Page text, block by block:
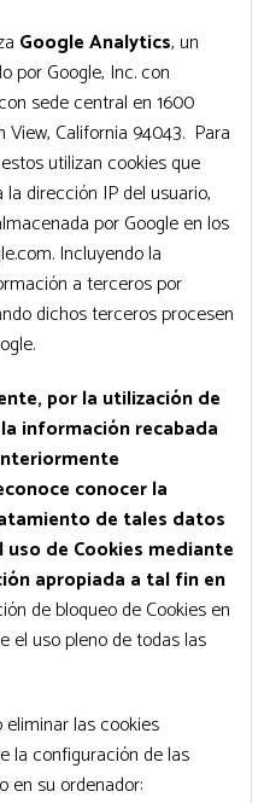
Google Analytics, un
por Google, Inc. con
sede central en 1600
California 94043. Para
utilizan cookies que
dirección IP del usuario,
por Google en los
Incluyendo la
a terceros por
dichos terceros procesen
por la utilización de
información recabada
conocer la
de tales datos
de Cookies mediante
apropiada a tal fin en
de bloqueo de Cookies en
el uso pleno de todas las
las cookies
la configuración de las
en su ordenador: